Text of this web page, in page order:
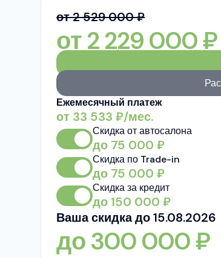
от 2 529 000 ₽
от2 229 000₽
Ежемесячный платеж
от 33 533 ₽/мес.
Скидка от автосалона
до 75 000 ₽
Скидка по Trade-in
до 75 000 ₽
Скидка за кредит
до150 000 ₽
Ваша скидка до 15.08.2026
до300 000₽